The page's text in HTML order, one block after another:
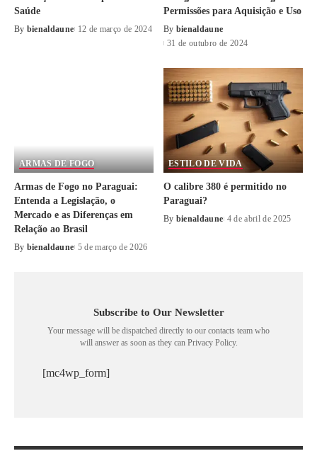
Saúde
By bienaldaune 12 de março de 2024
Permissões para Aquisição e Uso
By bienaldaune
31 de outubro de 2024
ARMAS DE FOGO
Armas de Fogo no Paraguai:
Entenda a Legislação, o
Mercado e as Diferenças em
Relação ao Brasil
By bienaldaune 5 de março de 2026
ESTILO DE VIDA
O calibre 380 é permitido no
Paraguai?
By bienaldaune 4 de abril de 2025
Subscribe to Our Newsletter
Your message will be dispatched directly to our contacts team who
will answer as soon as they can Privacy Policy.
[mc4wp_form]